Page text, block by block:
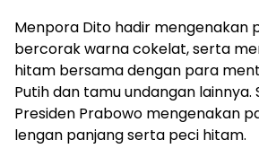
Menpora Dito hadir mengenakan
bercorak warna cokelat, serta
hitam bersama dengan para
Putih dan tamu undangan lainnya.
Presiden Prabowo mengenakan
lengan panjang serta peci hitam.